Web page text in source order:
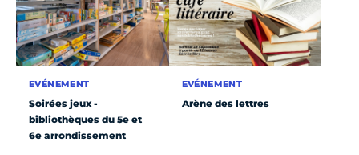
EVÉNEMENT
Soirées jeux -
bibliothèques du 5e et
6e arrondissement
EVÉNEMENT
Arène des lettres